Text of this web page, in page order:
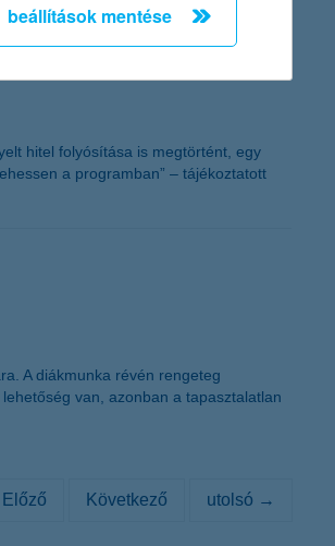
hitel folyósítása is megtörtént, egy
a programban” – tájékoztatott
A diákmunka révén rengeteg
van, azonban a tapasztalatlan
Előző Következő utolsó →
beállítások mentése